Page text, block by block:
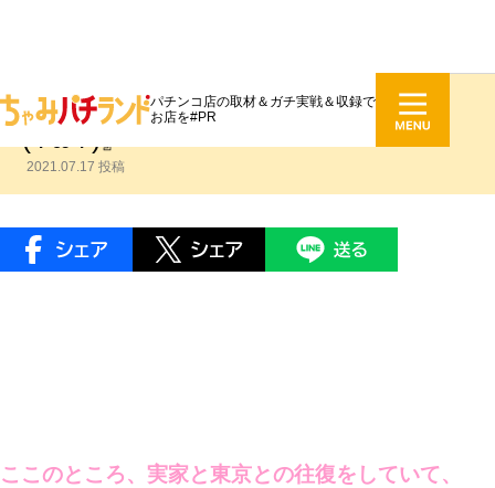
パチンコ店の取材＆ガチ実戦＆収録で
お店を#PR
今泉史＃024『ネコちゃんズ
2021.07.17 投稿
ここのところ、実家と東京との往復をしていて、